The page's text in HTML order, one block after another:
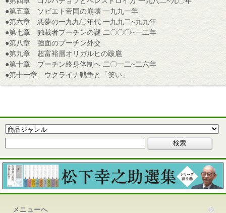
●第五章 ソビエト帝国の崩壊 一九九一年
●第六章 悪夢の一九九〇年代 一九九二~九九年
●第七章 独裁者プーチンの謎 二〇〇〇~一二年
●第八章 強面のプーチン外交
●第九章 超富裕層オリガルヒの跋扈
●第十章 プーチン終身体制へ 二〇一二~二六年
●第十一章 ウクライナ戦争と「笑い」
メニューへ